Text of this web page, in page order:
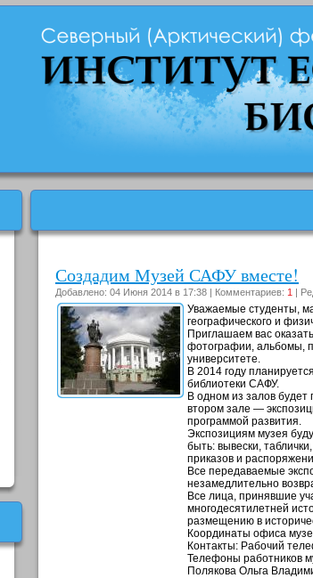
Создадим Музей САФУ вместе!
Добавлено: 04 Июня 2014 в 17:38 | Комментариев: 1 |
Уважаемые студенты,
географического и
Приглашаем вас
фотографии, альбомы,
университете.
В 2014 году
библиотеки САФУ.
В одном из залов
втором зале —
программой развития.
Экспозициям музея
быть: вывески,
приказов и
Все передаваемые
незамедлительно
Все лица, принявшие
многодесятилетней
размещению в
Координаты офиса
Контакты: Рабочий
Телефоны работников
Полякова Ольга